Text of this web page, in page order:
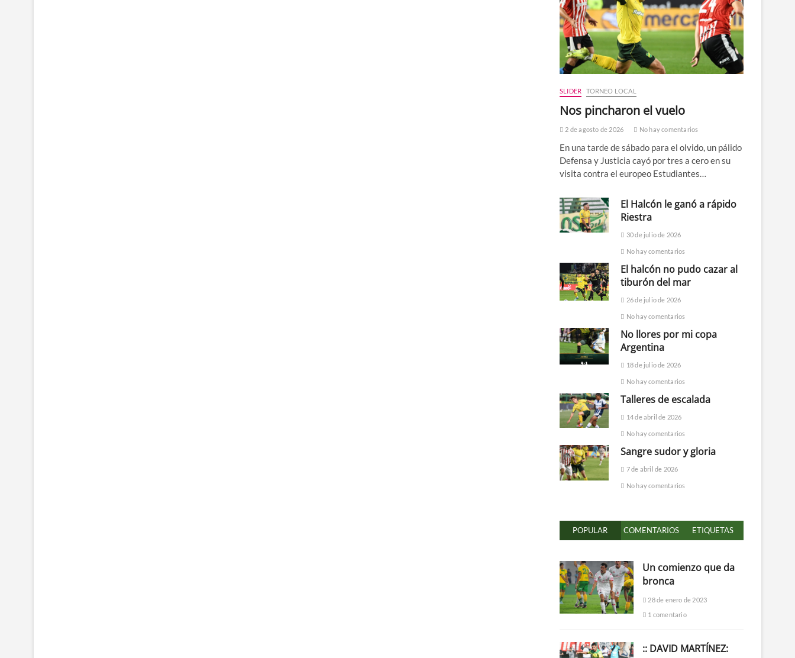
SLIDER TORNEO LOCAL
Nos pincharon el vuelo
2 de agosto de 2026 No hay comentarios
En una tarde de sábado para el olvido, un pálido
Defensa y Justicia cayó por tres a cero en su
visita contra el europeo Estudiantes…
El Halcón le ganó a rápido
Riestra
30 de julio de 2026
No hay comentarios
El halcón no pudo cazar al
tiburón del mar
26 de julio de 2026
No hay comentarios
No llores por mi copa
Argentina
18 de julio de 2026
No hay comentarios
Talleres de escalada
14 de abril de 2026
No hay comentarios
Sangre sudor y gloria
7 de abril de 2026
No hay comentarios
POPULAR COMENTARIOS ETIQUETAS
Un comienzo que da
bronca
28 de enero de 2023
1 comentario
:: DAVID MARTÍNEZ: